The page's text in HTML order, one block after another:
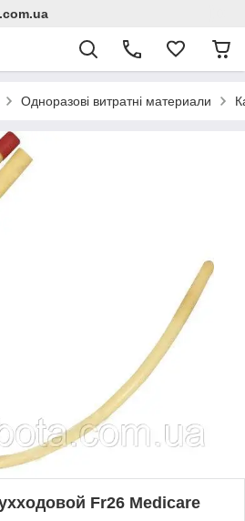
Одноразові витратні материали
Fr26 Medicare